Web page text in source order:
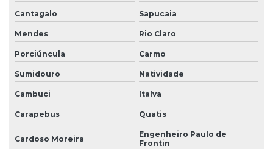
Cantagalo Sapucaia
Mendes Rio Claro
Porciúncula Carmo
Sumidouro Natividade
Cambuci Italva
Carapebus Quatis
Cardoso Moreira
Engenheiro Paulo de
Frontin